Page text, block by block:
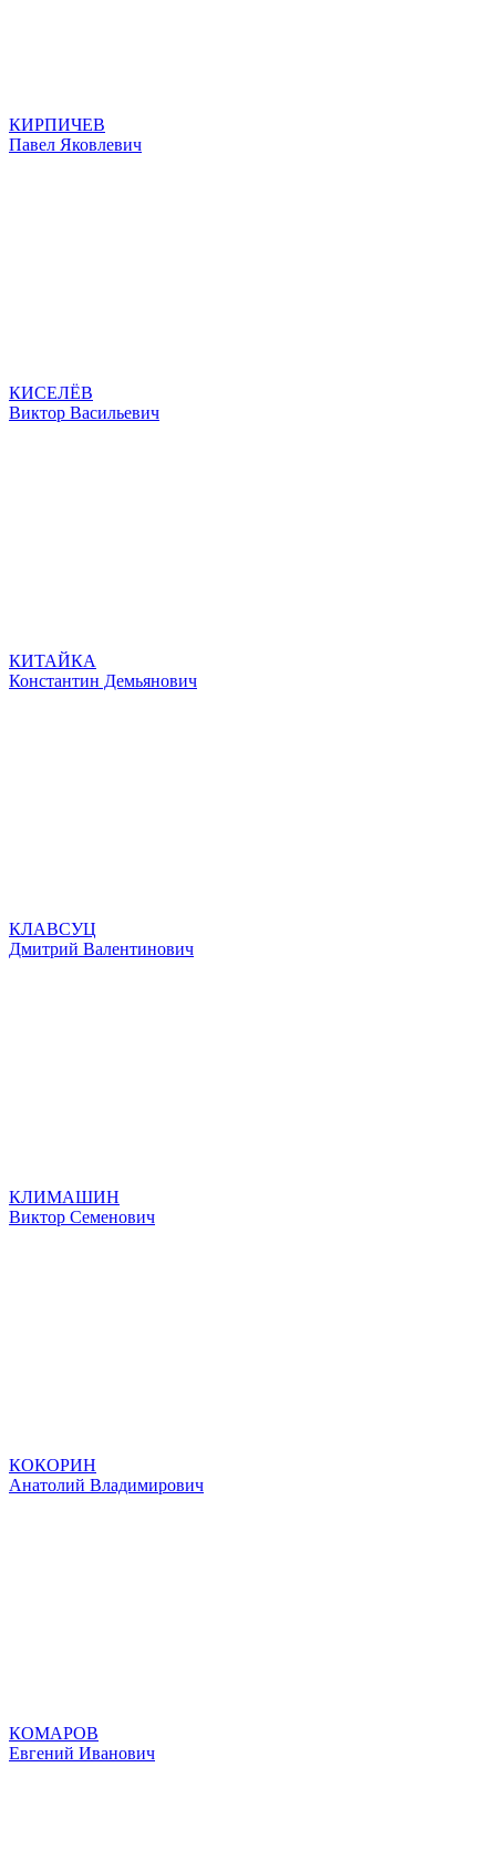
КИРПИЧЕВ
Павел Яковлевич
КИСЕЛЁВ
Виктор Васильевич
КИТАЙКА
Константин Демьянович
КЛАВСУЦ
Дмитрий Валентинович
КЛИМАШИН
Виктор Семенович
КОКОРИН
Анатолий Владимирович
КОМАРОВ
Евгений Иванович